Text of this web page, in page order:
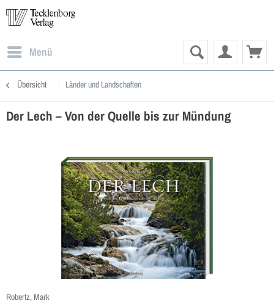
Menü
Übersicht Länder und Landschaften
Der Lech – Von der Quelle bis zur Mündung
Robertz, Mark